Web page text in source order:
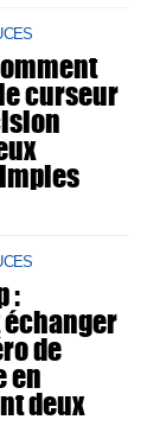
curseur
:
de
en
deux